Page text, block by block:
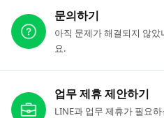
문의하기
아직 문제가 해결되지 않
요.
업무 제휴 제안하기
LINE과 업무 제휴가 필요